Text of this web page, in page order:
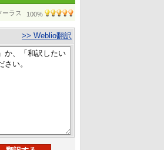
ーラス 100%
>> Weblio翻訳